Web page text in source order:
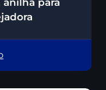
para